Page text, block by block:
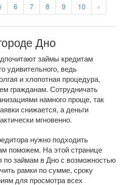
6 7 8 9 10 ›
Дно
займы кредитам
удивительного, ведь
и хлопотная процедура,
гражданам. Сотрудничать
намного проще, так
снижается, а деньги
мгновенно.
нужно подходить
поможем. На этой странице
по займам в Дно с возможностью
рамки по сумме, сроку
для просмотра всех